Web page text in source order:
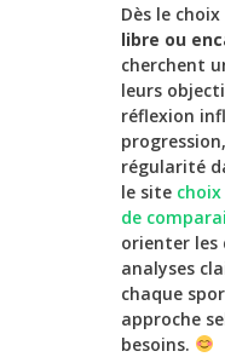
Dès le choix
libre ou
cherchent
leurs
réflexion
régularité
le site
de
orienter les
analyses
chaque
approche
besoins.